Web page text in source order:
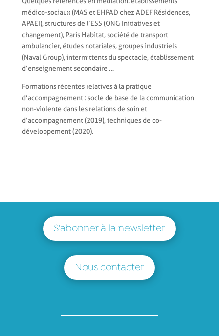
médico-sociaux (MAS et EHPAD chez ADEF Résidences,
APAEI), structures de l’ESS (ONG Initiatives et
changement), Paris Habitat, société de transport
ambulancier, études notariales, groupes industriels
(Naval Group), intermittents du spectacle, établissement
d’enseignement secondaire …
Formations récentes relatives à la pratique
d’accompagnement : socle de base de la communication
non-violente dans les relations de soin et
d’accompagnement (2019), techniques de co-
développement (2020).
S'abonner à la newsletter
Nous contacter